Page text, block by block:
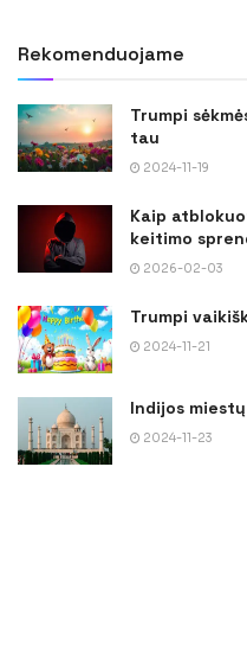
Rekomenduojame
Trumpi
tau
2024-11-19
Kaip
keitimo
2026-02-03
Trumpi
2024-11-21
Indijos
2024-11-23